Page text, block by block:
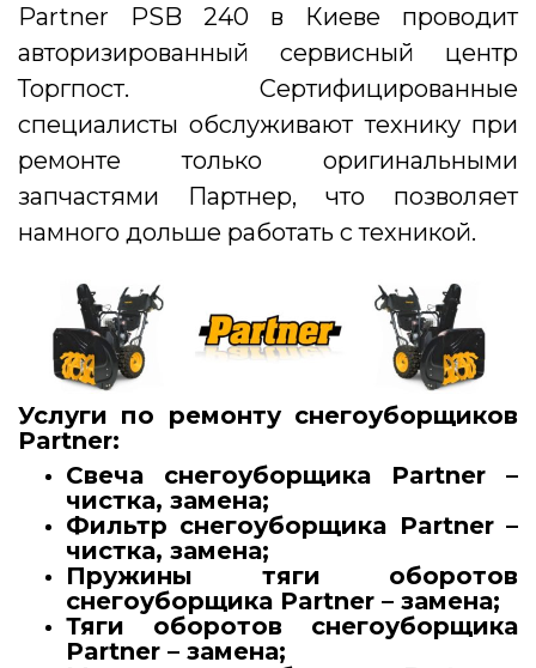
Partner PSB 240 в Киеве проводит
авторизированный сервисный центр
Торгпост. Сертифицированные
специалисты обслуживают технику при
ремонте только оригинальными
запчастями Партнер, что позволяет
намного дольше работать с техникой.
Услуги по ремонту снегоуборщиков
Partner:
Свеча снегоуборщика Partner –
чистка, замена;
Фильтр снегоуборщика Partner –
чистка, замена;
Пружины тяги оборотов
снегоуборщика Partner – замена;
Тяги оборотов снегоуборщика
Partner – замена;